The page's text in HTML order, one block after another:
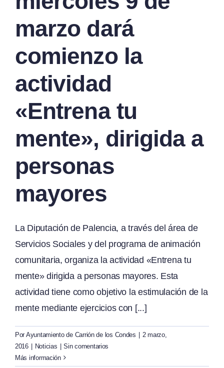
marzo dará
comienzo la
actividad
«Entrena tu
mente», dirigida a
personas
mayores
La Diputación de Palencia, a través del área de
Servicios Sociales y del programa de animación
comunitaria, organiza la actividad «Entrena tu
mente» dirigida a personas mayores. Esta
actividad tiene como objetivo la estimulación de la
mente mediante ejercicios con [...]
Por Ayuntamiento de Carrión de los Condes
2 marzo,
2016
Noticias
Sin comentarios
Más información